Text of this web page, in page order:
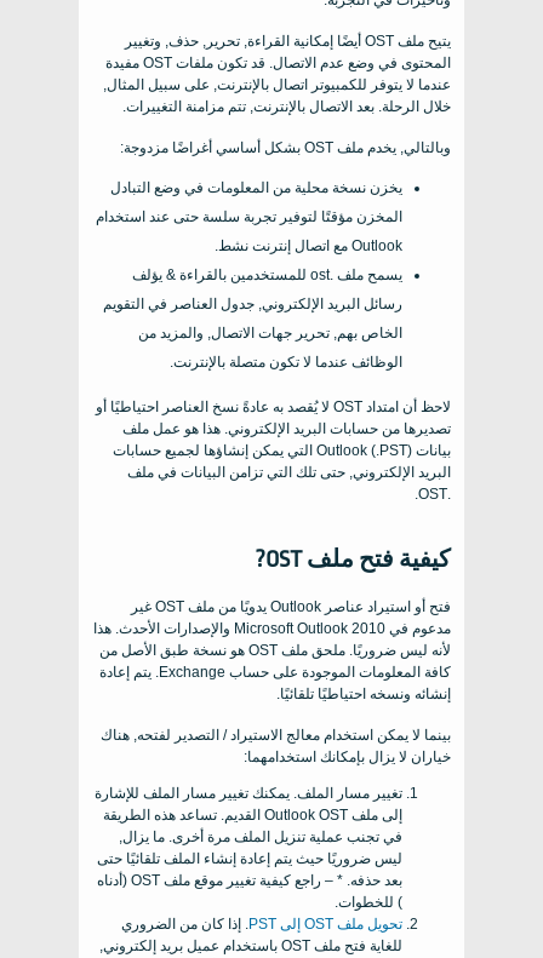
يتيح ملف OST أيضًا إمكانية القراءة, تحرير, حذف, وتغيير
المحتوى في وضع عدم الاتصال. قد تكون ملفات OST مفيدة
عندما لا يتوفر للكمبيوتر اتصال بالإنترنت, على سبيل المثال,
خلال الرحلة. بعد الاتصال بالإنترنت, تتم مزامنة التغييرات.
وبالتالي, يخدم ملف OST بشكل أساسي أغراضًا مزدوجة:
يخزن نسخة محلية من المعلومات في وضع التبادل
المخزن مؤقتًا لتوفير تجربة سلسة حتى عند استخدام
Outlook مع اتصال إنترنت نشط.
يسمح ملف .ost للمستخدمين بالقراءة & يؤلف
رسائل البريد الإلكتروني, جدول العناصر في التقويم
الخاص بهم, تحرير جهات الاتصال, والمزيد من
الوظائف عندما لا تكون متصلة بالإنترنت.
لاحظ أن امتداد OST لا يُقصد به عادةً نسخ العناصر احتياطيًا أو
تصديرها من حسابات البريد الإلكتروني. هذا هو عمل ملف
بيانات Outlook (.PST) التي يمكن إنشاؤها لجميع حسابات
البريد الإلكتروني, حتى تلك التي تزامن البيانات في ملف
.OST.
كيفية فتح ملف OST?
فتح أو استيراد عناصر Outlook يدويًا من ملف OST غير
مدعوم في Microsoft Outlook 2010 والإصدارات الأحدث. هذا
لأنه ليس ضروريًا. ملحق ملف OST هو نسخة طبق الأصل من
كافة المعلومات الموجودة على حساب Exchange. يتم إعادة
إنشائه ونسخه احتياطيًا تلقائيًا.
بينما لا يمكن استخدام معالج الاستيراد / التصدير لفتحه, هناك
خياران لا يزال بإمكانك استخدامهما:
تغيير مسار الملف. يمكنك تغيير مسار الملف للإشارة
إلى ملف Outlook OST القديم. تساعد هذه الطريقة
في تجنب عملية تنزيل الملف مرة أخرى. ما يزال,
ليس ضروريًا حيث يتم إعادة إنشاء الملف تلقائيًا حتى
بعد حذفه. * – راجع كيفية تغيير موقع ملف OST (أدناه
) للخطوات.
تحويل ملف OST إلى PST
. إذا كان من الضروري
للغاية فتح ملف OST باستخدام عميل بريد إلكتروني,